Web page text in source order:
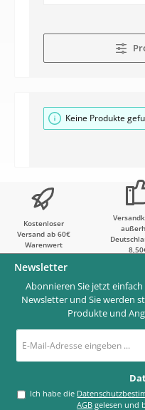
Keine Produkte
Kostenloser
Versand ab 60€
Warenwert
Newsletter
Abonnieren Sie jetzt
Newsletter und Sie werden
Produkte und
E-
Mail-
*
Ich habe die
AGB gelesen und